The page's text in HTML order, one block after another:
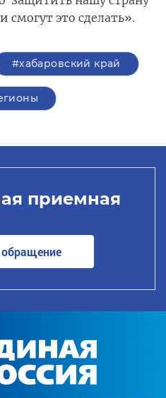
это сделать».
#хабаровский край
приемная